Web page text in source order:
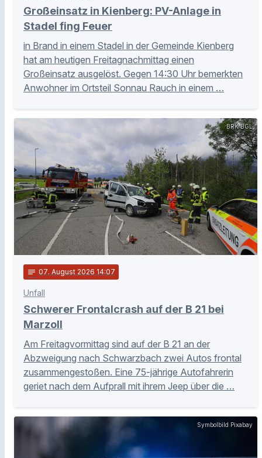
Großeinsatz in Kienberg: PV-Anlage in
Stadel fing Feuer
in Brand in einem Stadel in der Gemeinde Kienberg
hat am heutigen Freitagnachmittag einen
Großeinsatz ausgelöst. Gegen 14:30 Uhr bemerkten
Anwohner im Ortsteil Sonnau Rauch in einem …
BRK BGL
notes 07. August 2026 14:07
Unfall
Schwerer Frontalcrash auf der B 21 bei
Marzoll
Am Freitagvormittag sind auf der B 21 an der
Abzweigung nach Schwarzbach zwei Autos frontal
zusammengestoßen. Eine 75-jährige Autofahrerin
geriet nach dem Aufprall mit ihrem Jeep über die …
Symbolbild Pixabay